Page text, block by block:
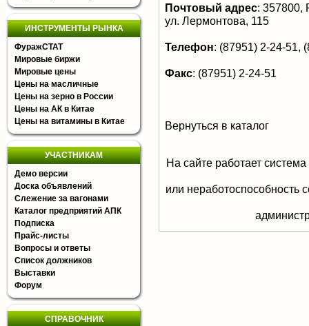
ИНСТРУМЕНТЫ РЫНКА
ФуражСТАТ
Мировые биржи
Мировые цены
Цены на масличные
Цены на зерно в России
Цены на АК в Китае
Цены на витамины в Китае
УЧАСТНИКАМ
Демо версии
Доска объявлений
Слежение за вагонами
Каталог предприятий АПК
Подписка
Прайс-листы
Вопросы и ответы
Список должников
Выставки
Форум
СПРАВОЧНИК
Почтовый адрес: 357800,
ул. Лермонтова, 115
Телефон: (87951) 2-24-51,
Факс: (87951) 2-24-51
Вернуться в каталог
На сайте работает
или неработоспособность